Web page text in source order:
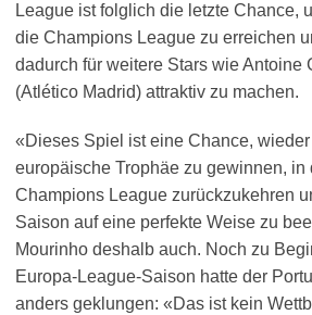
League ist folglich die letzte Chance,
die Champions League zu erreichen
dadurch für weitere Stars wie Antoine
(Atlético Madrid) attraktiv zu machen.
«Dieses Spiel ist eine Chance,
europäische Trophäe zu gewinnen, in
Champions League zurückzukehren
Saison auf eine perfekte Weise zu
Mourinho deshalb auch. Noch zu
Europa-League-Saison hatte der
anders geklungen: «Das ist kein